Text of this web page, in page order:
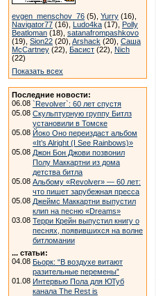
evgen_menschov_76 (5), Yurry (16),
Navigator77 (16), Ludo4ka (17), Polly
Beatloman (18), satanafrompashkovo
(19), Sion22 (20), Arshack (20), Саша
McCartney (22), Басист (22), Nich
(22)
Показать всех
Последние новости:
06.08 `Revolver`: 60 лет спустя
05.08 Скульптурную группу Битлз
установили в Томске
05.08 Йоко Оно переиздаст альбом
«It’s Alright (I See Rainbows)»
05.08 Джон Бон Джови позвонил
Полу Маккартни из дома
детства битла
05.08 Альбому «Revolver» — 60 лет:
что пишет зарубежная пресса
05.08 Джеймс Маккартни выпустил
клип на песню «Dreams»
03.08 Терри Крейн выпустил книгу о
песнях, появившихся на волне
битломании
... статьи:
04.08 Бьорк: “В воздухе витают
разительные перемены”
01.08 Интервью Пола для ЮТуб
канала The Rest is